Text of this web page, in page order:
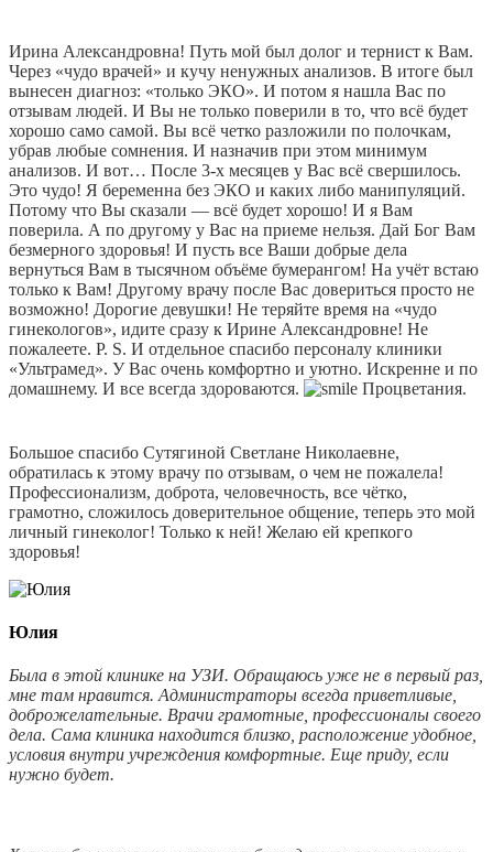
Ирина Александровна! Путь мой был долог и тернист к Вам.
Через «чудо врачей» и кучу ненужных анализов. В итоге был
вынесен диагноз: «только ЭКО». И потом я нашла Вас по
отзывам людей. И Вы не только поверили в то, что всё будет
хорошо само самой. Вы всё четко разложили по полочкам,
убрав любые сомнения. И назначив при этом минимум
анализов. И вот… После 3-х месяцев у Вас всё свершилось.
Это чудо! Я беременна без ЭКО и каких либо манипуляций.
Потому что Вы сказали — всё будет хорошо! И я Вам
поверила. А по другому у Вас на приеме нельзя. Дай Бог Вам
безмерного здоровья! И пусть все Ваши добрые дела
вернуться Вам в тысячном объёме бумерангом! На учёт встаю
только к Вам! Другому врачу после Вас довериться просто не
возможно! Дорогие девушки! Не теряйте время на «чудо
гинекологов», идите сразу к Ирине Александровне! Не
пожалеете. P. S. И отдельное спасибо персоналу клиники
«Ультрамед». У Вас очень комфортно и уютно. Искренне и по
домашнему. И все всегда здороваются.
Процветания.
Большое спасибо Сутягиной Светлане Николаевне,
обратилась к этому врачу по отзывам, о чем не пожалела!
Профессионализм, доброта, человечность, все чётко,
грамотно, сложилось доверительное общение, теперь это мой
личный гинеколог! Только к ней! Желаю ей крепкого
здоровья!
Юлия
Была в этой клинике на УЗИ. Обращаюсь уже не в первый раз,
мне там нравится. Администраторы всегда приветливые,
доброжелательные. Врачи грамотные, профессионалы своего
дела. Сама клиника находится близко, расположение удобное,
условия внутри учреждения комфортные. Еще приду, если
нужно будет.